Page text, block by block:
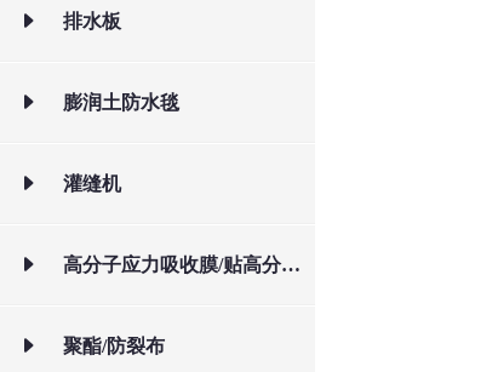
排水板
膨润土防水毯
灌缝机
高分子应力吸收膜/贴高分子应力吸收膜/贴
聚酯/防裂布